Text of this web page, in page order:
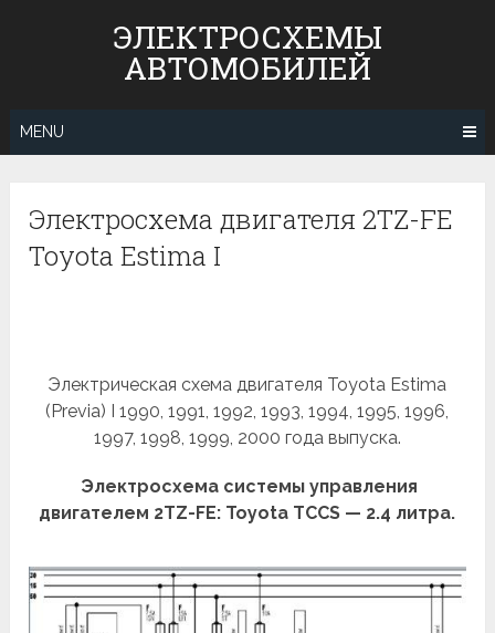
ЭЛЕКТРОСХЕМЫ
АВТОМОБИЛЕЙ
MENU
Электросхема двигателя 2TZ-FE
Toyota Estima I
Электрическая схема двигателя Toyota Estima
(Previa) I 1990, 1991, 1992, 1993, 1994, 1995, 1996,
1997, 1998, 1999, 2000 года выпуска.
Электросхема системы управления
двигателем 2TZ-FE: Toyota TCCS — 2.4 литра.